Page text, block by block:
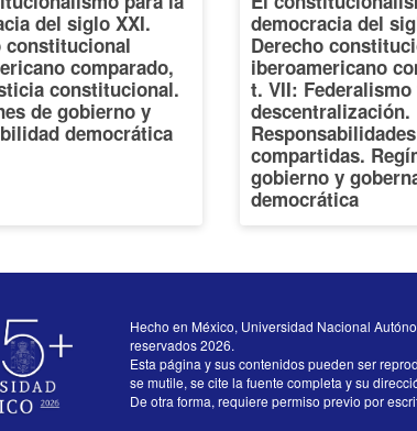
del siglo XXI.
constitucional
comparado,
constitucional.
de gobierno y
democrática
democracia del
Derecho
iberoamericano
t. VII: Federalismo
descentralización.
Responsabilidades
compartidas.
gobierno y
democrática
Hecho en México, Universidad Nacional
reservados 2026.
Esta página y sus contenidos pueden ser
se mutile, se cite la fuente completa y su
De otra forma, requiere permiso previo por